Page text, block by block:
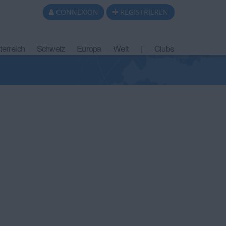
CONNEXION REGISTRIEREN
Schweiz Europa Welt Clubs